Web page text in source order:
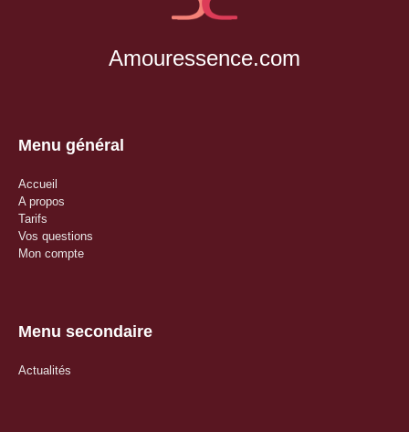
Amouressence.com
Menu général
Accueil
A propos
Tarifs
Vos questions
Mon compte
Menu secondaire
Actualités